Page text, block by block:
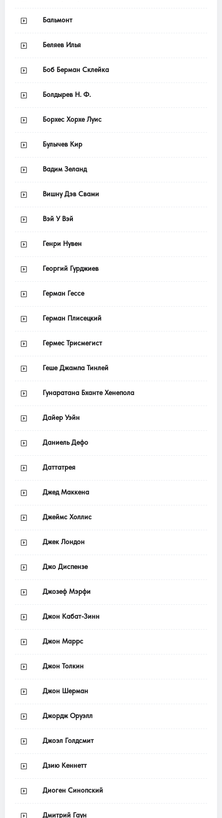
Бальмонт
Беляев Илья
Боб Берман Склейка
Болдырев Н. Ф.
Борхес Хорхе Луис
Булычев Кир
Вадим Зеланд
Вишну Дэв Свами
Вэй У Вэй
Генри Нувен
Георгий Гурджиев
Герман Гессе
Герман Плисецкий
Гермес Трисмегист
Геше Джампа Тинлей
Гунаратана Бханте Хенепола
Дайер Уэйн
Даниель Дефо
Даттатрея
Джед Маккена
Джеймс Холлис
Джек Лондон
Джо Диспензе
Джозеф Мэрфи
Джон Кабат-Зинн
Джон Маррс
Джон Толкин
Джон Шерман
Джордж Оруэлл
Джоэл Голдсмит
Дзию Кеннетт
Диоген Синопский
Дмитрий Гаун